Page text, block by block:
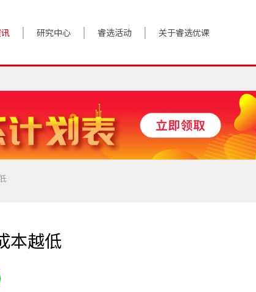
研究中心
解决方案
数字化转型
睿选活动
往期回顾
关于睿选优课
本越低